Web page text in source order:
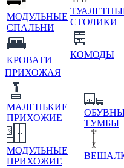
МОДУЛЬНЫЕ
СПАЛЬНИ
КРОВАТИ
СТОЛИКИ
КОМОДЫ
ПРИХОЖАЯ
МАЛЕНЬКИЕ
ПРИХОЖИЕ
МОДУЛЬНЫЕ
ПРИХОЖИЕ
ТУМБЫ